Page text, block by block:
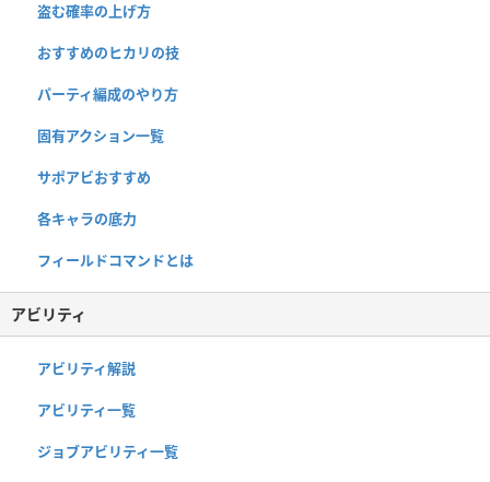
盗む確率の上げ方
おすすめのヒカリの技
パーティ編成のやり方
固有アクション一覧
サポアビおすすめ
各キャラの底力
フィールドコマンドとは
アビリティ
アビリティ解説
アビリティ一覧
ジョブアビリティ一覧